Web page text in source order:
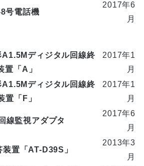
号電話機
2017年6
月
ディジタル回線終
置「A」
2017年1
月
ディジタル回線終
置「F」
2017年1
月
線監視アダプタ
2017年6
月
置「AT-D39S」
2013年3
月